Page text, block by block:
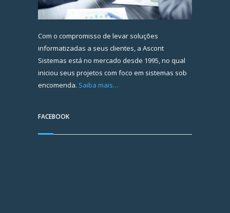
Com o compromisso de levar soluções
informatizadas a seus clientes, a Ascont
Sistemas está no mercado desde 1995, no qual
iniciou seus projetos com foco em sistemas sob
encomenda. Saiba mais…
FACEBOOK